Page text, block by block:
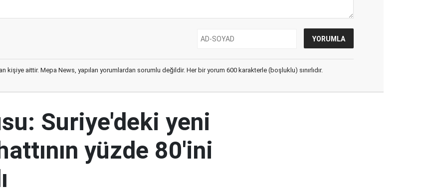
kişiye aittir. Mepa News, yapılan yorumlardan sorumlu değildir. Her bir yorum 600 karakterle (boşluklu) sınırlıdır.
Suriye'deki yeni
yüzde 80'ini